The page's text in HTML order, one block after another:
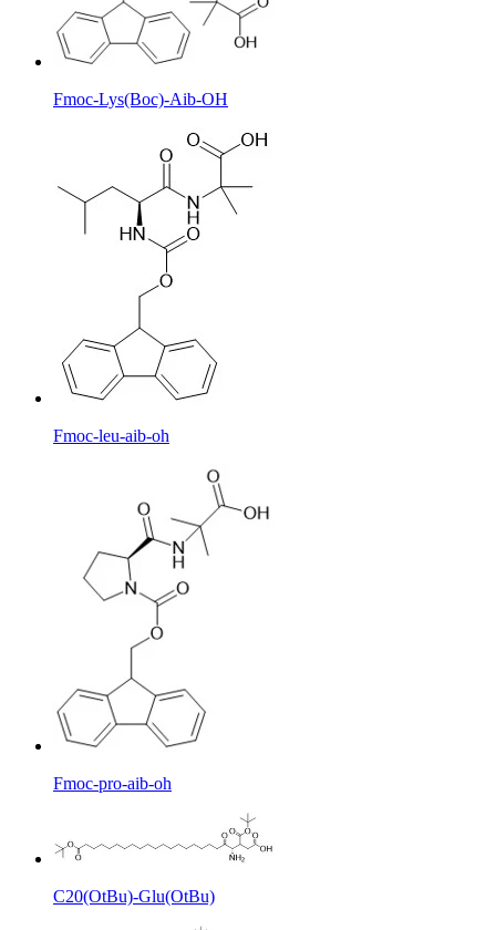
Fmoc-Lys(Boc)-Aib-OH
Fmoc-leu-aib-oh
Fmoc-pro-aib-oh
C20(OtBu)-Glu(OtBu)